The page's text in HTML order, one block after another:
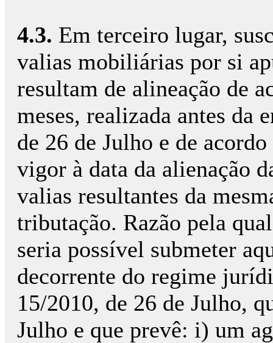
4.3. Em terceiro lugar,
valias mobiliárias por si
resultam de alineação de
meses, realizada antes da
de 26 de Julho e de
vigor à data da alienação
valias resultantes da
tributação. Razão pela
seria possível submeter
decorrente do regime
15/2010, de 26 de Julho,
Julho e que prevê: i) um